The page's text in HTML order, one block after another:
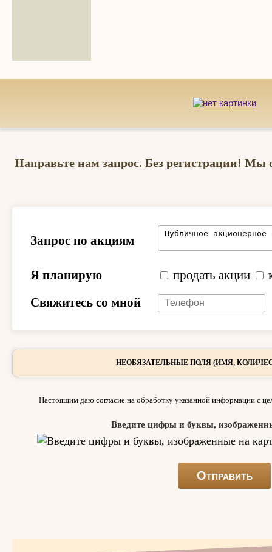
Направьте нам запрос. Без регистрации! Мы
Запрос по акциям
Я планирую продать акции
Свяжитесь со мной
НЕОБЯЗАТЕЛЬНЫЕ ПОЛЯ (ИМЯ,
Настоящим даю согласие на обработку указанной информации с
Введите цифры и буквы,